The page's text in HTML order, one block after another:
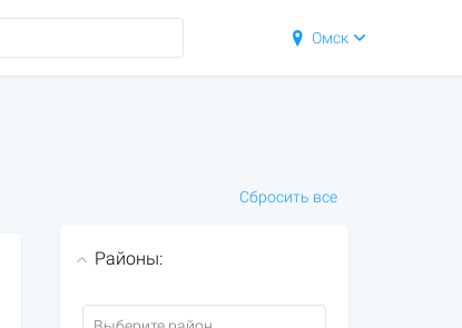
Омск
Сбросить все
Районы: